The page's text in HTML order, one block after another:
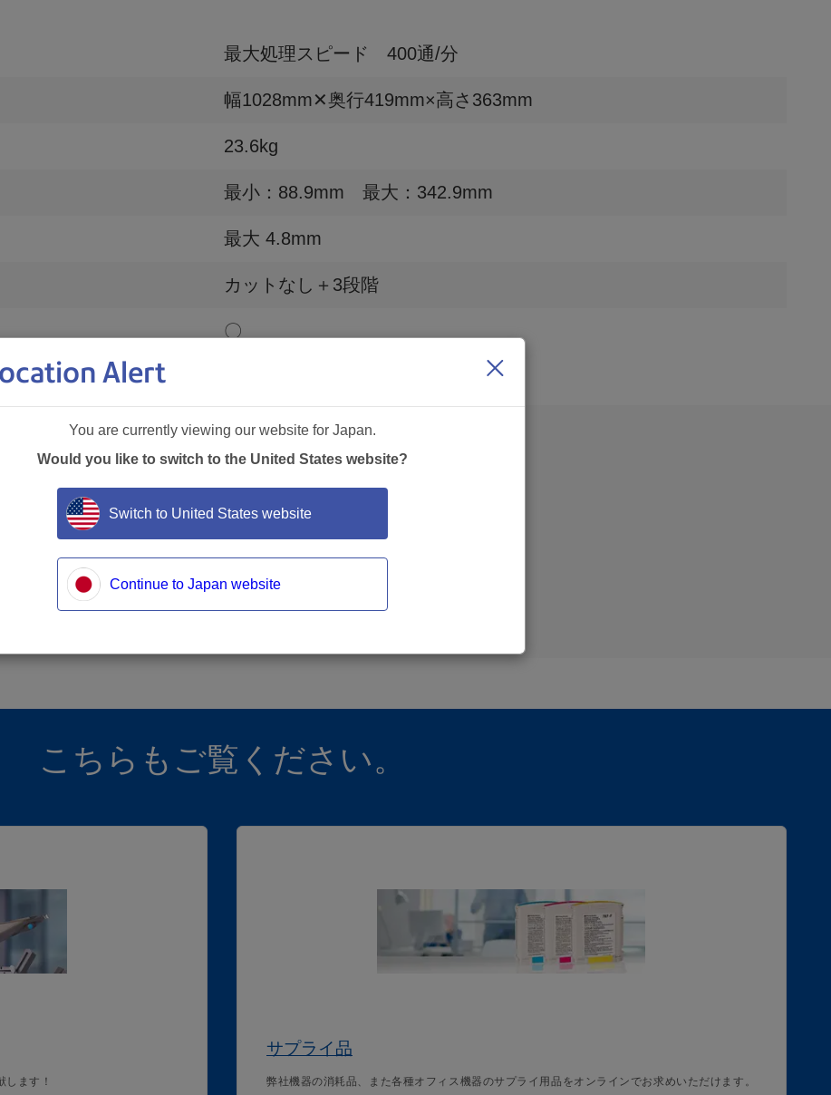
Alert
You are currently viewing our website for Japan.
Would you like to switch to the United States website?
Switch to United States website
Continue to Japan website
最大処理スピード 400通/分
幅1028mm✕奥行419mm×高さ363mm
23.6kg
最小：88.9mm 最大：342.9mm
最大 4.8mm
カットなし＋3段階
〇
関連資料
こちらもご覧ください。
ます！
サプライ品
弊社機器の消耗品、また各種オフィス機器のサプライ用品をオンラインでお求めいただけます。